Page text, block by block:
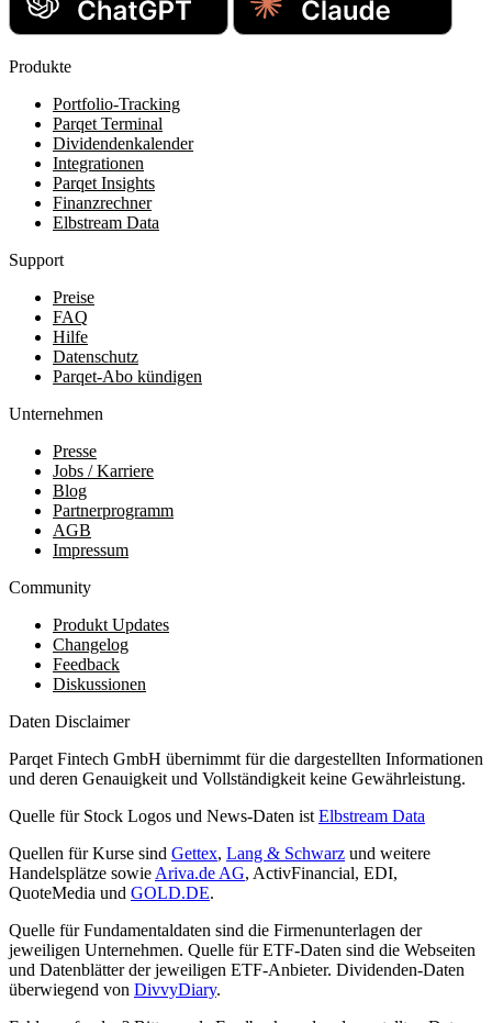
Produkte
Portfolio-Tracking
Parqet Terminal
Dividendenkalender
Integrationen
Parqet Insights
Finanzrechner
Elbstream Data
Support
Preise
FAQ
Hilfe
Datenschutz
Parqet-Abo kündigen
Unternehmen
Presse
Jobs / Karriere
Blog
Partnerprogramm
AGB
Impressum
Community
Produkt Updates
Changelog
Feedback
Diskussionen
Daten Disclaimer
Parqet Fintech GmbH übernimmt für die dargestellten Informationen
und deren Genauigkeit und Vollständigkeit keine Gewährleistung.
Quelle für Stock Logos und News-Daten ist Elbstream Data
Quellen für Kurse sind Gettex, Lang & Schwarz und weitere
Handelsplätze sowie Ariva.de AG, ActivFinancial, EDI,
QuoteMedia und GOLD.DE.
Quelle für Fundamentaldaten sind die Firmenunterlagen der
jeweiligen Unternehmen. Quelle für ETF-Daten sind die Webseiten
und Datenblätter der jeweiligen ETF-Anbieter. Dividenden-Daten
überwiegend von DivvyDiary.